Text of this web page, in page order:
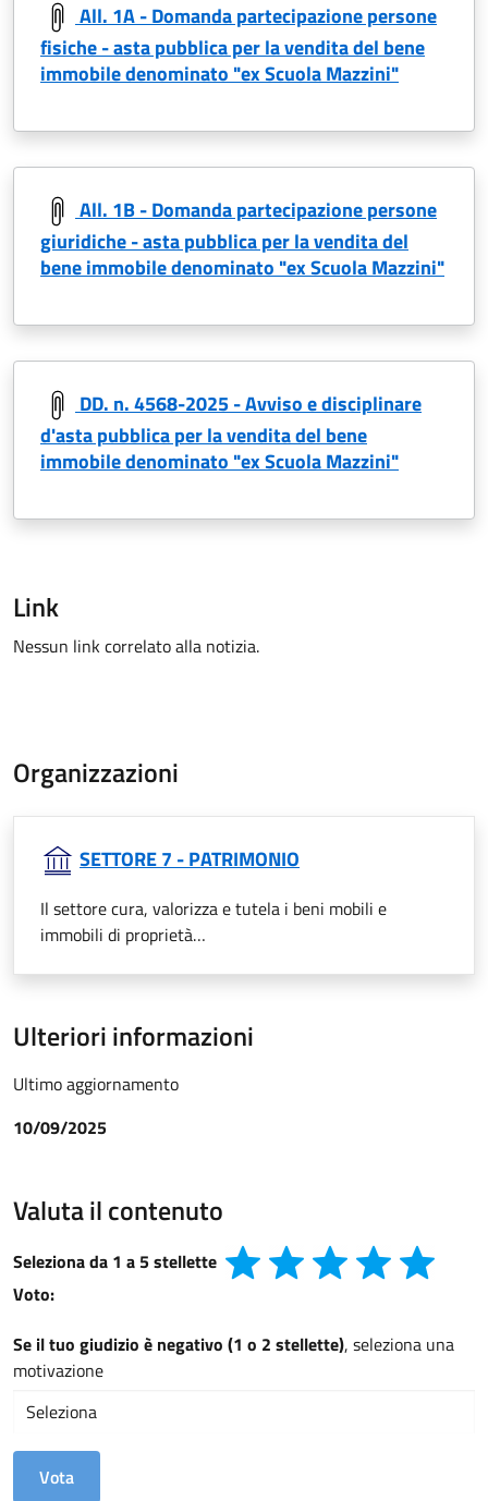
All. 1A - Domanda partecipazione persone
fisiche - asta pubblica per la vendita del bene
immobile denominato "ex Scuola Mazzini"
All. 1B - Domanda partecipazione persone
giuridiche - asta pubblica per la vendita del
bene immobile denominato "ex Scuola Mazzini"
DD. n. 4568-2025 - Avviso e disciplinare
d'asta pubblica per la vendita del bene
immobile denominato "ex Scuola Mazzini"
Link
Nessun link correlato alla notizia.
Organizzazioni
SETTORE 7 - PATRIMONIO
Il settore cura, valorizza e tutela i beni mobili e
immobili di proprietà…
Ulteriori informazioni
Ultimo aggiornamento
10/09/2025
Valuta il contenuto
Seleziona da 1 a 5 stellette
Voto:
Se il tuo giudizio è negativo (1 o 2 stellette), seleziona una
motivazione